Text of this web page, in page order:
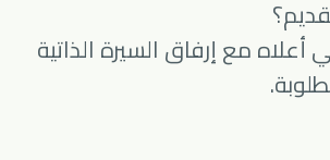
أعلاه مع إرفاق السيرة الذاتية